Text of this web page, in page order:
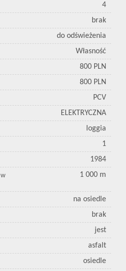
4
brak
do odświeżenia
Własność
800 PLN
800 PLN
PCV
ELEKTRYCZNA
loggia
1
1984
w
1 000 m
na osiedle
brak
jest
asfalt
osiedle